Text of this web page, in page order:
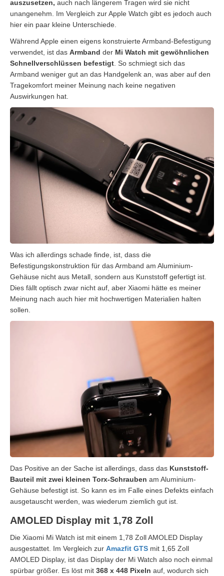
auszusetzen, auch nach längerem Tragen wird sie nicht
unangenehm. Im Vergleich zur Apple Watch gibt es jedoch auch
hier ein paar kleine Unterschiede.
Während Apple einen eigens konstruierte Armband-Befestigung
verwendet, ist das Armband der Mi Watch mit gewöhnlichen
Schnellverschlüssen befestigt . So schmiegt sich das
Armband weniger gut an das Handgelenk an, was aber auf den
Tragekomfort meiner Meinung nach keine negativen
Auswirkungen hat.
Was ich allerdings schade finde, ist, dass die
Befestigungskonstruktion für das Armband am Aluminium-
Gehäuse nicht aus Metall, sondern aus Kunststoff gefertigt ist.
Dies fällt optisch zwar nicht auf, aber Xiaomi hätte es meiner
Meinung nach auch hier mit hochwertigen Materialien halten
sollen.
Das Positive an der Sache ist allerdings, dass das Kunststoff-
Bauteil mit zwei kleinen Torx-Schrauben am Aluminium-
Gehäuse befestigt ist. So kann es im Falle eines Defekts einfach
ausgetauscht werden, was wiederum ziemlich gut ist.
AMOLED Display mit 1,78 Zoll
Die Xiaomi Mi Watch ist mit einem 1,78 Zoll AMOLED Display
ausgestattet. Im Vergleich zur Amazfit GTS mit 1,65 Zoll
AMOLED Display, ist das Display der Mi Watch also noch einmal
spürbar größer. Es löst mit 368 x 448 Pixeln auf, wodurch sich